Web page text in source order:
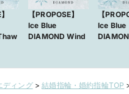
【PROPOSE】
Ice Blue
DIAMOND Wind
【
Ice Blue
ディング>結婚指輪・婚約指輪TOP